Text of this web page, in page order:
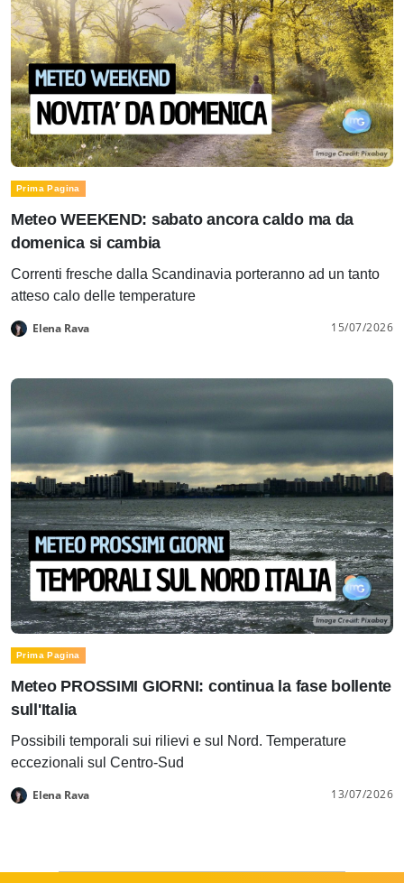
Prima Pagina
Meteo WEEKEND: sabato ancora caldo ma da
domenica si cambia
Correnti fresche dalla Scandinavia porteranno ad un tanto
atteso calo delle temperature
Elena Rava 15/07/2026
Prima Pagina
Meteo PROSSIMI GIORNI: continua la fase bollente
sull'Italia
Possibili temporali sui rilievi e sul Nord. Temperature
eccezionali sul Centro-Sud
Elena Rava 13/07/2026